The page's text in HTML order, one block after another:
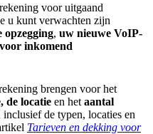
voor uitgaand
u kunt verwachten zijn
opzegging, uw nieuwe VoIP-
inkomend
brengen voor het
de locatie en het aantal
de typen, locaties en
Tarieven en dekking voor